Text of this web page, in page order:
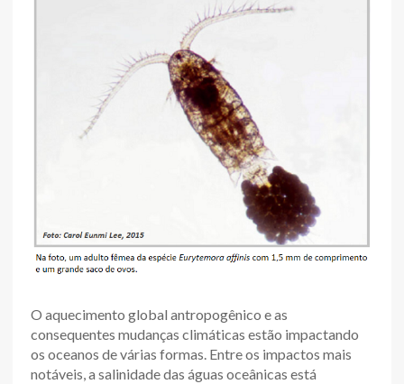
O aquecimento global antropogênico e as
consequentes mudanças climáticas estão impactando
os oceanos de várias formas. Entre os impactos mais
notáveis, a salinidade das águas oceânicas está